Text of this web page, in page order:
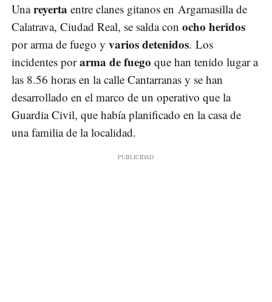
Unareyerta entre clanes gitanos en Argamasilla de
Calatrava, Ciudad Real, se salda con ocho heridos
por arma de fuego y varios detenidos. Los
incidentes porarma de fuego que han tenido lugar a
las 8.56 horas en la calle Cantarranas y se han
desarrollado en el marco de un operativo que la
Guardia Civil, que había planificado en la casa de
una familia de la localidad.